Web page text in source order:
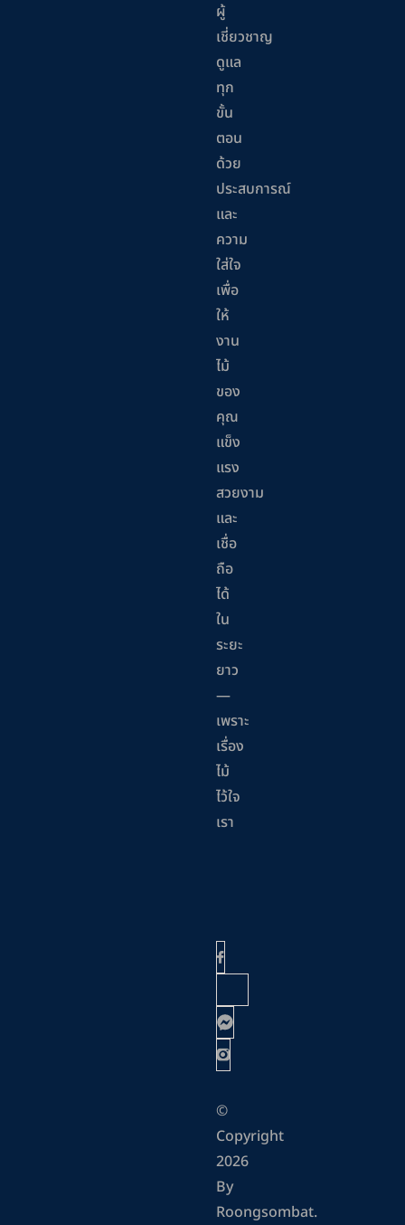
ผู้
เชี่ยวชาญ
ดูแล
ทุก
ขั้น
ตอน
ด้วย
ประสบการณ์
และ
ความ
ใส่ใจ
เพื่อ
ให้
งาน
ไม้
ของ
คุณ
แข็ง
แรง
สวยงาม
และ
เชื่อ
ถือ
ได้
ใน
ระยะ
ยาว
—
เพราะ
เรื่อง
ไม้
ไว้ใจ
เรา
©
Copyright
2026
By
Roongsombat.